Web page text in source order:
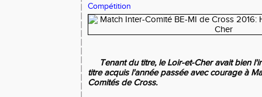
Compétition
Tenant du titre, le Loir-et-Cher avait bien
titre acquis l'année passée avec courage à
Comités de Cross.